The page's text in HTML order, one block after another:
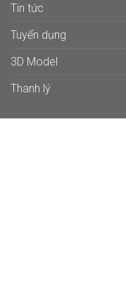
Tin tức
Tuyển dụng
3D Model
Thanh lý